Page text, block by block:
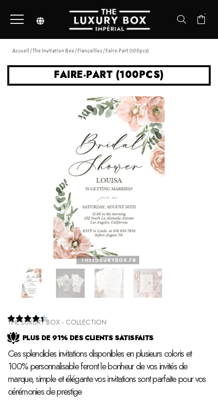
-
Accueil /The Invitation Box/Fiançailles/ Faire-Part (100pcs)
FAIRE-PART (100PCS)

THE LUXURY BOX - COLLECTION
PLUS DE 91% DES CLIENTS SATISFAITS
Ces splendides invitations disponibles en plusieurs coloris et
100% personnalisable feront le bonheur de vos invités de
marque, simple et élégante vos invitations sont parfaite pour vos
cérémonies de prestige